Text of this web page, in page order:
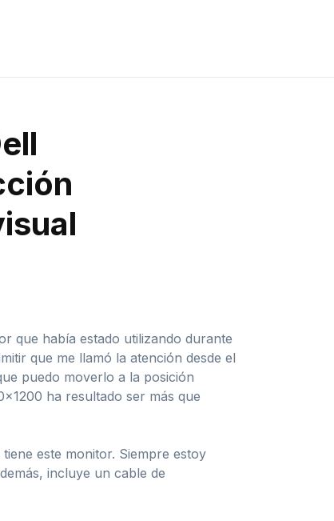
que había estado utilizando durante
que me llamó la atención desde el
puedo moverlo a la posición
ha resultado ser más que
este monitor. Siempre estoy
incluye un cable de